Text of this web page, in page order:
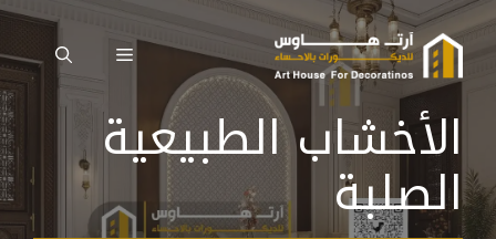
انتقل
إلى
المحتوى القائمة
الأخشاب الطبيعية
الصلبة